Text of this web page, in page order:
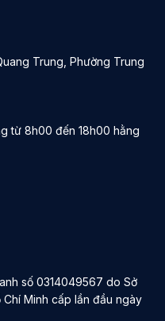
Trung, Phường Trung
từ 8h00 đến 18h00 hằng
số 0314049567 do Sở
Minh cấp lần đầu ngày